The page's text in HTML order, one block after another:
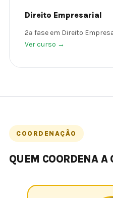
Direito Empresarial
2ª fase em Direito
Ver curso →
COORDENAÇÃO
QUEM COORDENA A